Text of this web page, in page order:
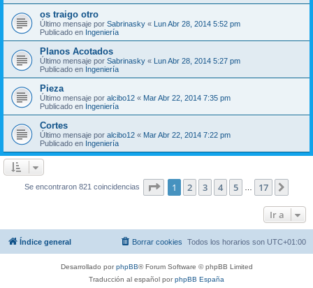
os traigo otro
Último mensaje por Sabrinasky « Lun Abr 28, 2014 5:52 pm
Publicado en Ingeniería
Planos Acotados
Último mensaje por Sabrinasky « Lun Abr 28, 2014 5:27 pm
Publicado en Ingeniería
Pieza
Último mensaje por alcibo12 « Mar Abr 22, 2014 7:35 pm
Publicado en Ingeniería
Cortes
Último mensaje por alcibo12 « Mar Abr 22, 2014 7:22 pm
Publicado en Ingeniería
Se encontraron 821 coincidencias Página de 17
1 2 3 4 5 17
Ir a
Índice general Todos los horarios son UTC+01:00
Borrar cookies
Desarrollado porphpBB® Forum Software © phpBB Limited
Traducción al español porphpBB España